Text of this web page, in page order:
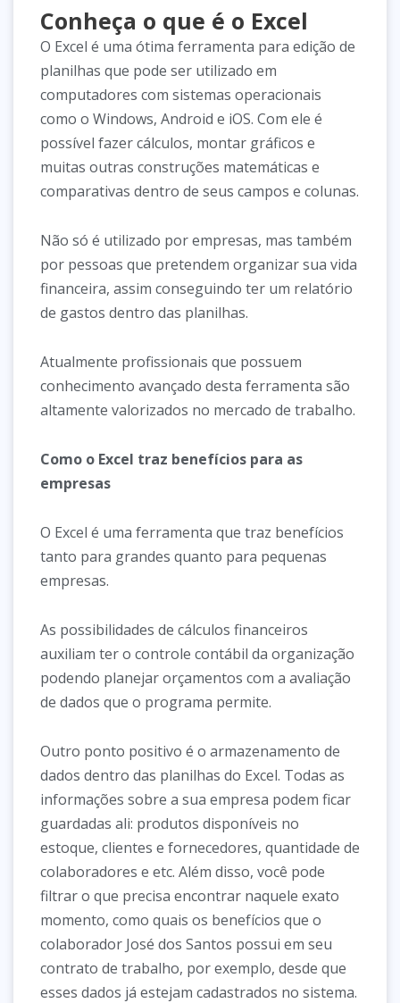
Conheça o que é o Excel
O Excel é uma ótima ferramenta para edição de
planilhas que pode ser utilizado em
computadores com sistemas operacionais
como o Windows, Android e iOS. Com ele é
possível fazer cálculos, montar gráficos e
muitas outras construções matemáticas e
comparativas dentro de seus campos e colunas.
Não só é utilizado por empresas, mas também
por pessoas que pretendem organizar sua vida
financeira, assim conseguindo ter um relatório
de gastos dentro das planilhas.
Atualmente profissionais que possuem
conhecimento avançado desta ferramenta são
altamente valorizados no mercado de trabalho.
Como o Excel traz benefícios para as
empresas
O Excel é uma ferramenta que traz benefícios
tanto para grandes quanto para pequenas
empresas.
As possibilidades de cálculos financeiros
auxiliam ter o controle contábil da organização
podendo planejar orçamentos com a avaliação
de dados que o programa permite.
Outro ponto positivo é o armazenamento de
dados dentro das planilhas do Excel. Todas as
informações sobre a sua empresa podem ficar
guardadas ali: produtos disponíveis no
estoque, clientes e fornecedores, quantidade de
colaboradores e etc. Além disso, você pode
filtrar o que precisa encontrar naquele exato
momento, como quais os benefícios que o
colaborador José dos Santos possui em seu
contrato de trabalho, por exemplo, desde que
esses dados já estejam cadastrados no sistema.